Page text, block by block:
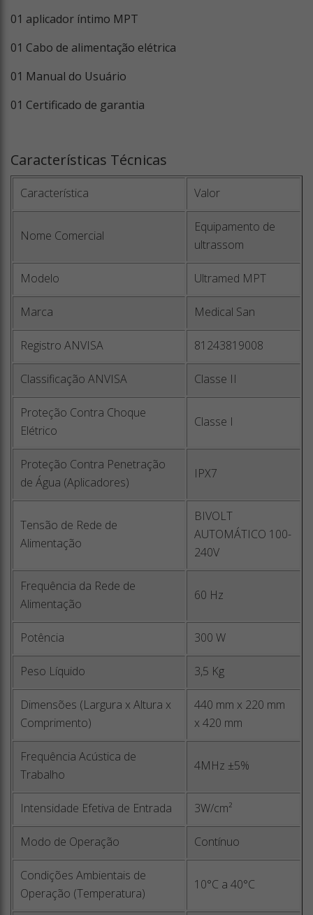
01 aplicador íntimo MPT
01 Cabo de alimentação elétrica
01 Manual do Usuário
01 Certificado de garantia
Características Técnicas
Característica Valor
Nome Comercial
Equipamento de
ultrassom
Modelo Ultramed MPT
Marca Medical San
Registro ANVISA 81243819008
Classificação ANVISA Classe II
Proteção Contra Choque
Elétrico
Classe I
Proteção Contra Penetração
de Água (Aplicadores)
IPX7
Tensão de Rede de
Alimentação
BIVOLT
AUTOMÁTICO 100-
240V
Frequência da Rede de
Alimentação
60 Hz
Potência 300 W
Peso Líquido 3,5 Kg
Dimensões (Largura x Altura x
Comprimento)
440 mm x 220 mm
x 420 mm
Frequência Acústica de
Trabalho
4MHz ±5%
Intensidade Efetiva de Entrada 3W/cm²
Modo de Operação Contínuo
Condições Ambientais de
Operação (Temperatura)
10°C a 40°C